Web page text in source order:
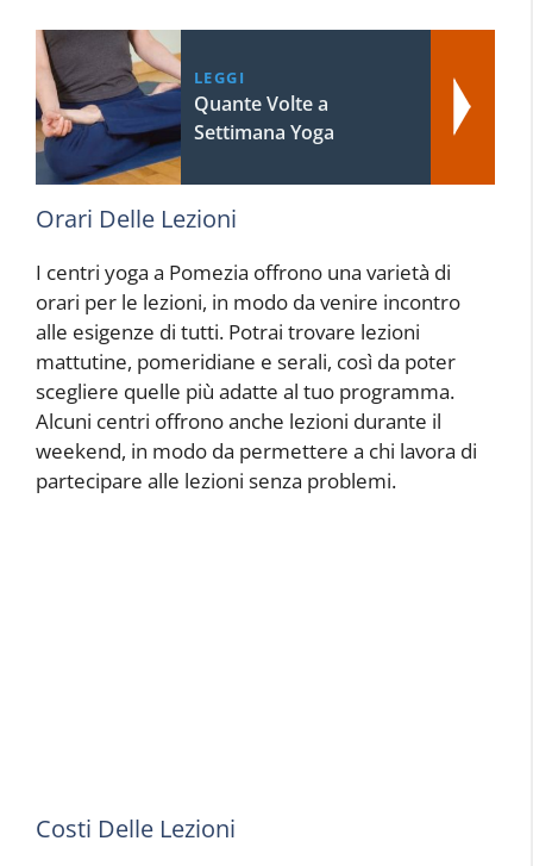
LEGGI
Quante Volte a
Settimana Yoga
Orari Delle Lezioni
I centri yoga a Pomezia offrono una varietà di
orari per le lezioni, in modo da venire incontro
alle esigenze di tutti. Potrai trovare lezioni
mattutine, pomeridiane e serali, così da poter
scegliere quelle più adatte al tuo programma.
Alcuni centri offrono anche lezioni durante il
weekend, in modo da permettere a chi lavora di
partecipare alle lezioni senza problemi.
Costi Delle Lezioni